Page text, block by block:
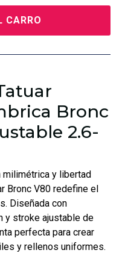
CARRO
Bronc
2.6-
y libertad
Bronc V80 redefine el
Diseñada con
y stroke ajustable de
perfecta para crear
y rellenos uniformes.